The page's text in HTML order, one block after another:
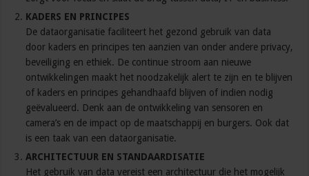
KADERS EN PRINCIPES
De dataorganisatie faciliteert het gezond gebruik van data
door kaders en principes ten aanzien van onder andere privacy,
beveiliging en ethiek. De continue stroom aan nieuwe
ontwikkelingen maakt het noodzakelijk alert te zijn en te blijven
of kaders en principes gehandhaafd blijven of indien nodig
geëvalueerd. Denk aan de ontwikkeling van sensoren en
camera’s en de impact op de maatschappij en burgers. Ook dat
is een taak van een dataorganisatie.
ARCHITECTUUR EN STANDAARDISATIE
Het gebruik van data vereist een architectuur die het mogelijk